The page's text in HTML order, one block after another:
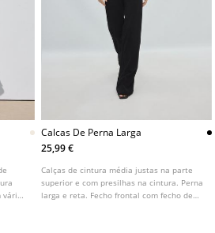
Calcas De Perna Larga
25,99 €
Calças de cintura média justas na parte
superior e com presilhas na cintura. Perna
larga e reta. Fecho frontal com fecho de